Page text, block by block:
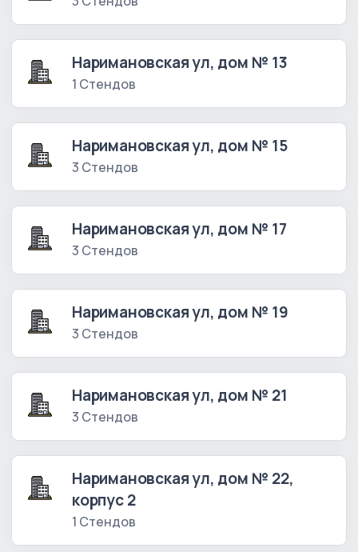
Наримановская ул, дом № 13
1 Стендов
Наримановская ул, дом № 15
3 Стендов
Наримановская ул, дом № 17
3 Стендов
Наримановская ул, дом № 19
3 Стендов
Наримановская ул, дом № 21
3 Стендов
Наримановская ул, дом № 22,
корпус 2
1 Стендов